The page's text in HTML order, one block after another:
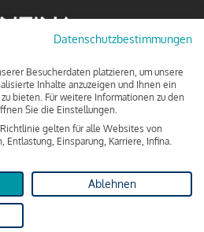
Datenschutzbestimmungen
Besucherdaten platzieren, um unsere
Inhalte anzuzeigen und Ihnen ein
bieten. Für weitere Informationen zu den
Sie die Einstellungen.
gelten für alle Websites von
Entlastung, Einsparung, Karriere, Infina.
Ablehnen